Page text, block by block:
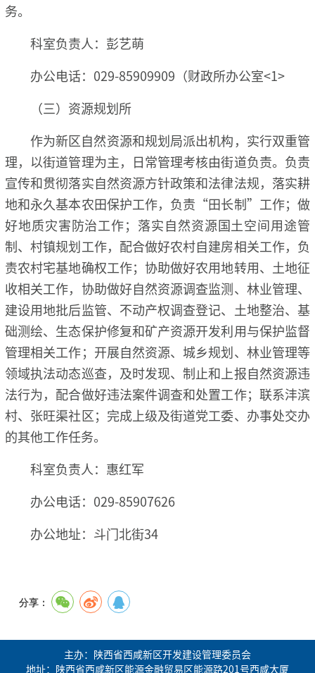
务。
科室负责人：彭艺萌
办公电话：029-85909909（财政所办公室<1>
（三）资源规划所
作为新区自然资源和规划局派出机构，实行双重管
理，以街道管理为主，日常管理考核由街道负责。负责
宣传和贯彻落实自然资源方针政策和法律法规，落实耕
地和永久基本农田保护工作，负责“田长制”工作；做
好地质灾害防治工作；落实自然资源国土空间用途管
制、村镇规划工作，配合做好农村自建房相关工作，负
责农村宅基地确权工作；协助做好农用地转用、土地征
收相关工作，协助做好自然资源调查监测、林业管理、
建设用地批后监管、不动产权调查登记、土地整治、基
础测绘、生态保护修复和矿产资源开发利用与保护监督
管理相关工作；开展自然资源、城乡规划、林业管理等
领域执法动态巡查，及时发现、制止和上报自然资源违
法行为，配合做好违法案件调查和处置工作；联系沣滨
村、张旺渠社区；完成上级及街道党工委、办事处交办
的其他工作任务。
科室负责人：惠红军
办公电话：029-85907626
办公地址：斗门北街34
分享：
主办：陕西省西咸新区开发建设管理委员会
地址：陕西省西咸新区能源金融贸易区能源路201号西咸大厦